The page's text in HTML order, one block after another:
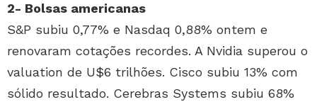
2- Bolsas americanas
S&P subiu 0,77% e Nasdaq 0,88% ontem e
renovaram cotações recordes. A Nvidia superou o
valuation de U$6 trilhões. Cisco subiu 13% com
sólido resultado. Cerebras Systems subiu 68%